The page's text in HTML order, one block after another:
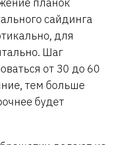
планок
сайдинга
для
Шаг
от 30 до 60
тем больше
будет